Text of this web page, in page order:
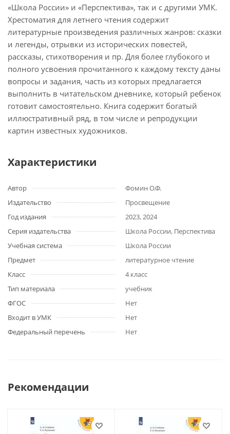
«Школа России» и «Перспектива», так и с другими УМК.
Хрестоматия для летнего чтения содержит
литературные произведения различных жанров: сказки
и легенды, отрывки из исторических повестей,
рассказы, стихотворения и пр. Для более глубокого и
полного усвоения прочитанного к каждому тексту даны
вопросы и задания, часть из которых предлагается
выполнить в читательском дневнике, который ребенок
готовит самостоятельно. Книга содержит богатый
иллюстративный ряд, в том числе и репродукции
картин известных художников.
Характеристики
Автор
Фомин О.Ф.
Издательство
Просвещение
Год издания
2023, 2024
Серия издательства
Школа России, Перспектива
Учебная система
Школа России
Предмет
литературное чтение
Класс
4 класс
Тип материала
учебник
ФГОС
Нет
Входит в УМК
Нет
Федеральный перечень
Нет
Рекомендации